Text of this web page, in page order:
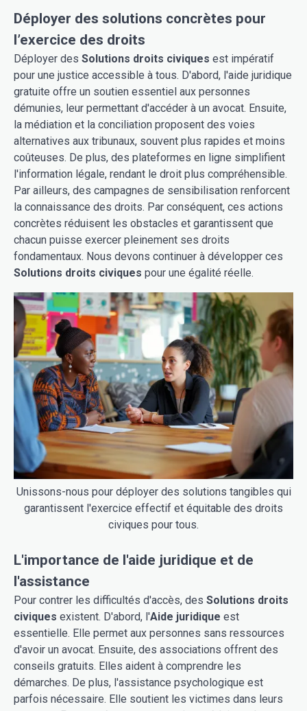
Déployer des solutions concrètes pour
l’exercice des droits
Déployer des Solutions droits civiques est impératif
pour une justice accessible à tous. D'abord, l'aide juridique
gratuite offre un soutien essentiel aux personnes
démunies, leur permettant d'accéder à un avocat. Ensuite,
la médiation et la conciliation proposent des voies
alternatives aux tribunaux, souvent plus rapides et moins
coûteuses. De plus, des plateformes en ligne simplifient
l'information légale, rendant le droit plus compréhensible.
Par ailleurs, des campagnes de sensibilisation renforcent
la connaissance des droits. Par conséquent, ces actions
concrètes réduisent les obstacles et garantissent que
chacun puisse exercer pleinement ses droits
fondamentaux. Nous devons continuer à développer ces
Solutions droits civiques pour une égalité réelle.
Unissons-nous pour déployer des solutions tangibles qui
garantissent l'exercice effectif et équitable des droits
civiques pour tous.
L'importance de l'aide juridique et de
l'assistance
Pour contrer les difficultés d'accès, des Solutions droits
civiques existent. D'abord, l'Aide juridique est
essentielle. Elle permet aux personnes sans ressources
d'avoir un avocat. Ensuite, des associations offrent des
conseils gratuits. Elles aident à comprendre les
démarches. De plus, l'assistance psychologique est
parfois nécessaire. Elle soutient les victimes dans leurs